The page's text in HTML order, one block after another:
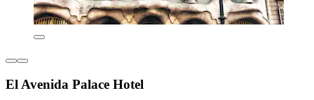
El Avenida Palace Hotel